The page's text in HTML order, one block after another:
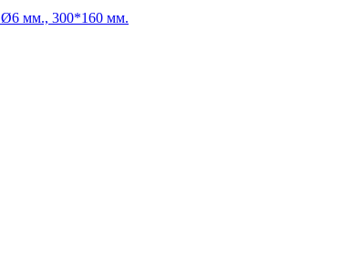
Ø6 мм., 300*160 мм.